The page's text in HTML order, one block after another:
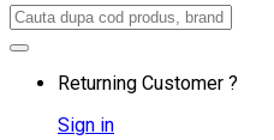
Search
Returning Customer ?
Sign in